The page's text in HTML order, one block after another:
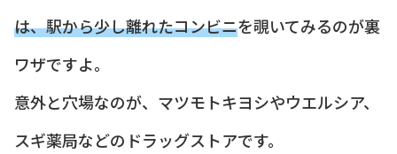
は、駅から少し離れたコンビニを覗いてみるのが裏
ワザですよ。
意外と穴場なのが、マツモトキヨシやウエルシア、
スギ薬局などのドラッグストアです。